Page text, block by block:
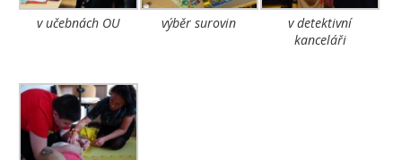
v učebnách OU výběr surovin
v detektivní
kanceláři